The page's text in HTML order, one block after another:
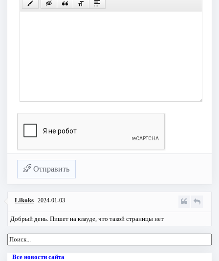
Отправить
Likoks 2024-01-03
Добрый день. Пишет на клауде, что такой страницы нет
Все новости сайта